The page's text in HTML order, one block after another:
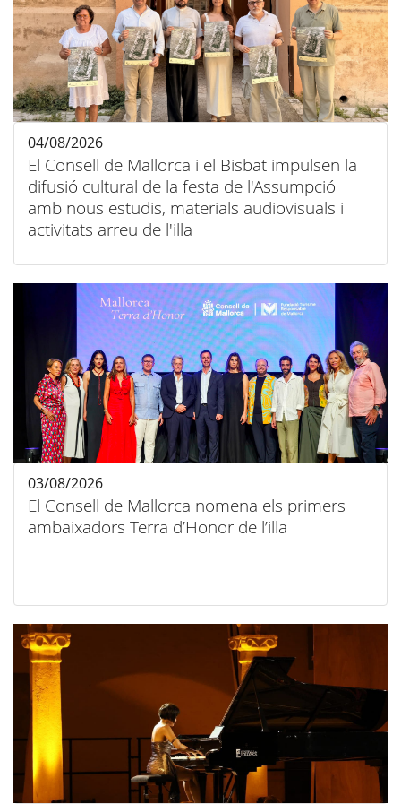
El Consell de Mallorca i el Bisbat impulsen la
difusió cultural de la festa de l'Assumpció
amb nous estudis, materials audiovisuals i
activitats arreu de l'illa
04/08/2026
El Consell de Mallorca nomena els primers
ambaixadors Terra d’Honor de l’illa
03/08/2026